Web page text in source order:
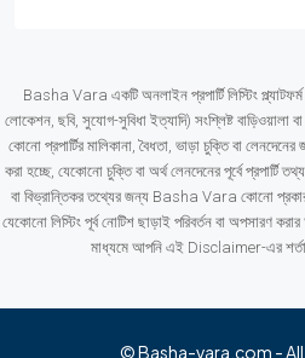
Basha Vara একটি অনলাইন প্রপার্টি লিস্টিং
লোকেশন, ছবি, সুযোগ-সুবিধা ইত্যাদি) সংশ্লিষ্ট
কোনো প্রপার্টির মালিকানা, বৈধতা, ভাড়া চুক্তি বা
করা হচ্ছে, যেকোনো চুক্তি বা অর্থ লেনদেনের পূর্বে প্রপার্টি
বা বিভ্রান্তিকর তথ্যের জন্য Basha Vara কোনো
যেকোনো লিস্টিং পূর্ব নোটিশ ছাড়াই পরিবর্তন বা অপসারণ
মাধ্যমে আপনি এই Disclaimer-এর
© Basha-vara.com -